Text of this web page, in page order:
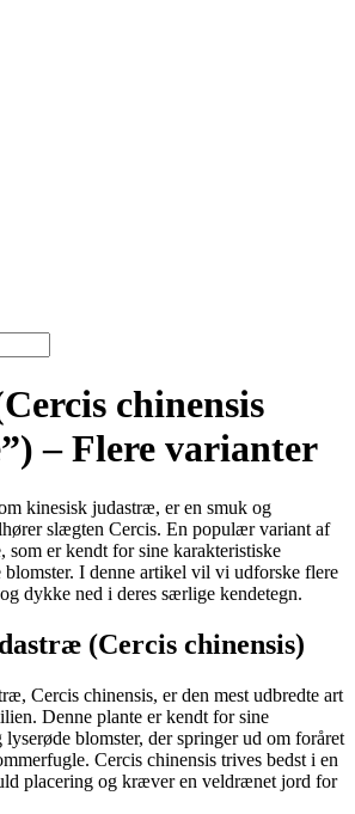
chinensis
– Flere varianter
kinesisk judastræ, er en smuk og
slægten Cercis. En populær variant af
som er kendt for sine karakteristiske
blomster. I denne artikel vil vi udforske flere
dykke ned i deres særlige kendetegn.
(Cercis chinensis)
Cercis chinensis, er den mest udbredte art
Denne plante er kendt for sine
blomster, der springer ud om foråret
Cercis chinensis trives bedst i en
placering og kræver en veldrænet jord for